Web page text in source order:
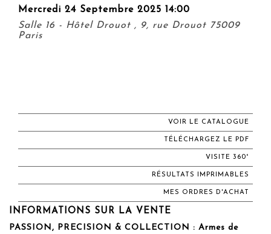
Mercredi 24 Septembre 2025 14:00
Salle 16 - Hôtel Drouot , 9, rue Drouot 75009
Paris
VOIR LE CATALOGUE
TÉLÉCHARGEZ LE PDF
VISITE 360°
RÉSULTATS IMPRIMABLES
MES ORDRES D'ACHAT
INFORMATIONS SUR LA VENTE
PASSION, PRECISION & COLLECTION : Armes de